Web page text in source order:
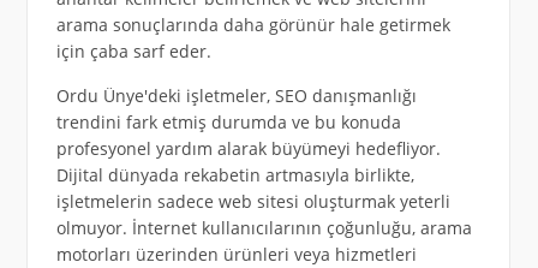
arama sonuçlarında daha görünür hale getirmek
için çaba sarf eder.
Ordu Ünye'deki işletmeler, SEO danışmanlığı
trendini fark etmiş durumda ve bu konuda
profesyonel yardım alarak büyümeyi hedefliyor.
Dijital dünyada rekabetin artmasıyla birlikte,
işletmelerin sadece web sitesi oluşturmak yeterli
olmuyor. İnternet kullanıcılarının çoğunluğu, arama
motorları üzerinden ürünleri veya hizmetleri